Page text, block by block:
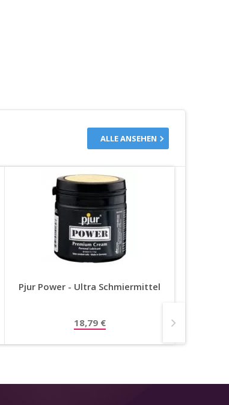
ALLE ANSEHEN
Pjur Power - Ultra Schmiermittel
18,79 €